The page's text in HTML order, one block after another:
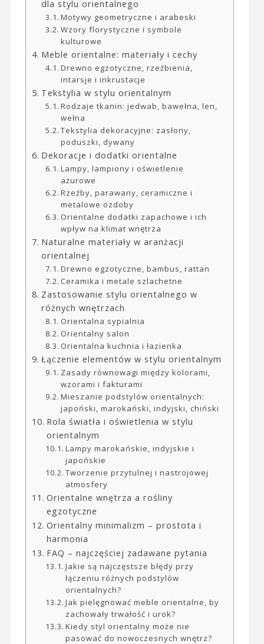
dla stylu orientalnego
Motywy geometryczne i arabeski
Wzory florystyczne i symbole
kulturowe
Meble orientalne: materiały i cechy
Drewno egzotyczne, rzeźbienia,
intarsje i inkrustacje
Tekstylia w stylu orientalnym
Rodzaje tkanin: jedwab, bawełna, len,
wełna
Tekstylia dekoracyjne: zasłony,
poduszki, dywany
Dekoracje i dodatki orientalne
Lampy, lampiony i oświetlenie
ażurowe
Rzeźby, parawany, ceramiczne i
metalowe ozdoby
Orientalne dodatki zapachowe i ich
wpływ na klimat wnętrza
Naturalne materiały w aranżacji
orientalnej
Drewno egzotyczne, bambus, rattan
Ceramika i metale szlachetne
Zastosowanie stylu orientalnego w
różnych wnętrzach
Orientalna sypialnia
Orientalny salon
Orientalna kuchnia i łazienka
Łączenie elementów w stylu orientalnym
Zasady równowagi między kolorami,
wzorami i fakturami
Mieszanie podstylów orientalnych:
japoński, marokański, indyjski, chiński
Rola światła i oświetlenia w stylu
orientalnym
Lampy marokańskie, indyjskie i
japońskie
Tworzenie przytulnej i nastrojowej
atmosfery
Orientalne wnętrza a rośliny
egzotyczne
Orientalny minimalizm – prostota i
harmonia
FAQ – najczęściej zadawane pytania
Jakie są najczęstsze błędy przy
łączeniu różnych podstylów
orientalnych?
Jak pielęgnować meble orientalne, by
zachowały trwałość i urok?
Kiedy styl orientalny może nie
pasować do nowoczesnych wnętrz?